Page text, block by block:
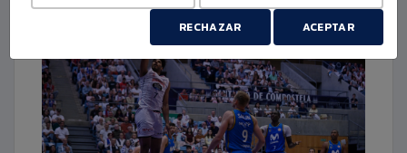
RECHAZAR ACEPTAR